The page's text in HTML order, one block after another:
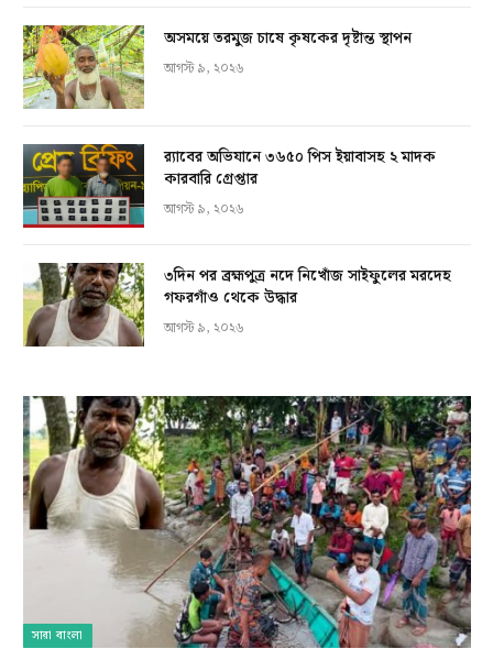
অসময়ে তরমুজ চাষে কৃষকের দৃষ্টান্ত স্থাপন
আগস্ট ৯, ২০২৬
র‍্যাবের অভিযানে ৩৬৫০ পিস ইয়াবাসহ ২ মাদক
কারবারি গ্রেপ্তার
আগস্ট ৯, ২০২৬
৩দিন পর ব্রহ্মপুত্র নদে নিখোঁজ সাইফুলের মরদেহ
গফরগাঁও থেকে উদ্ধার
আগস্ট ৯, ২০২৬
সারা বাংলা